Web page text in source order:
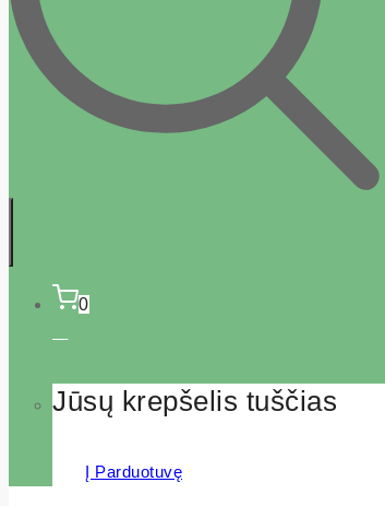
0
Jūsų krepšelis tuščias
Į Parduotuvę